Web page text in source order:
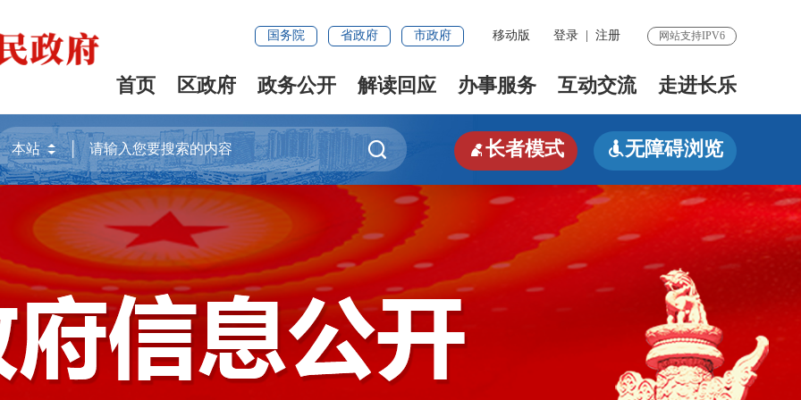
国务院 省政府 市政府 移动版 登录 注册 网站支持IPV6
首页 区政府 政务公开 解读回应 办事服务 互动交流 走进长乐
 长者模式 无障碍浏览